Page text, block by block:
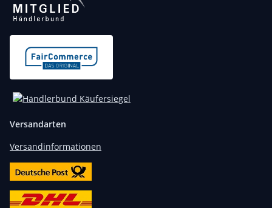
Versandarten
Versandinformationen